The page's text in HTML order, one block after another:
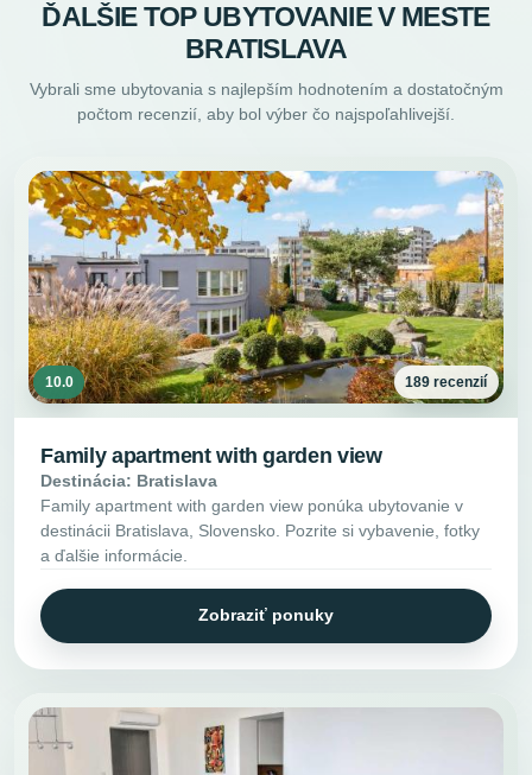
ĎALŠIE TOP UBYTOVANIE V MESTE
BRATISLAVA
Vybrali sme ubytovania s najlepším hodnotením a dostatočným
počtom recenzií, aby bol výber čo najspoľahlivejší.
10.0 189 recenzií
Family apartment with garden view
Destinácia: Bratislava
Family apartment with garden view ponúka ubytovanie v
destinácii Bratislava, Slovensko. Pozrite si vybavenie, fotky
a ďalšie informácie.
Zobraziť ponuky